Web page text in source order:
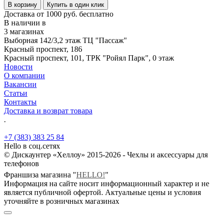
В корзину Купить в один клик
Доставка от 1000 руб. бесплатно
В наличии в
3 магазинах
Выборная 142/3,2 этаж ТЦ "Пассаж"
Красный проспект, 186
Красный проспект, 101, ТРК "Ройял Парк", 0 этаж
Новости
О компании
Вакансии
Статьи
Контакты
Доставка и возврат товара
.
+7 (383) 383 25 84
Hello в соц.сетях
© Дискаунтер «Хеллоу» 2015-2026 - Чехлы и аксессуары для
телефонов
Франшиза магазина "HELLO!"
Информация на сайте носит информационный характер и не
является публичной офертой. Актуальные цены и условия
уточняйте в розничных магазинах